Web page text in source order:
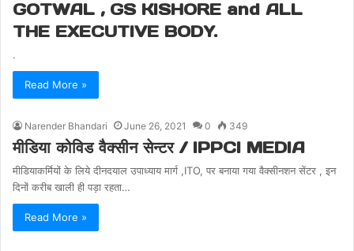
GOTWAL , GS KISHORE and ALL
THE EXECUTIVE BODY.
.
Read More »
Narender Bhandari June 26, 2021 0 349
मीडिया कोविड वैक्सीन सेन्टर / IPPCI MEDIA
मीडियाकर्मियों के लिये दीनदयाल उपाध्याय मार्ग ,ITO, पर बनाया गया वैक्सीनशन सेंटर , इन
दिनों करीब खाली ही पड़ा रहता…
Read More »